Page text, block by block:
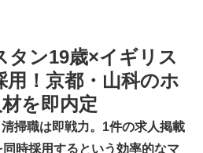
タン19歳×イギリス
用！京都・山科のホ
を即内定
掃職は即戦力。1件の求人掲載
時採用するという効率的なマ